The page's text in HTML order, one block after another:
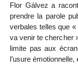
Flor Gálvez a
prendre la parole
verbales telles que
va venir te chercher
limite pas aux
l’usure